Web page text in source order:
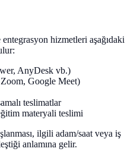
hizmetleri aşağıdaki
AnyDesk vb.)
Google Meet)
teslimatlar
materyali teslimi
ilgili adam/saat veya iş
anlamına gelir.